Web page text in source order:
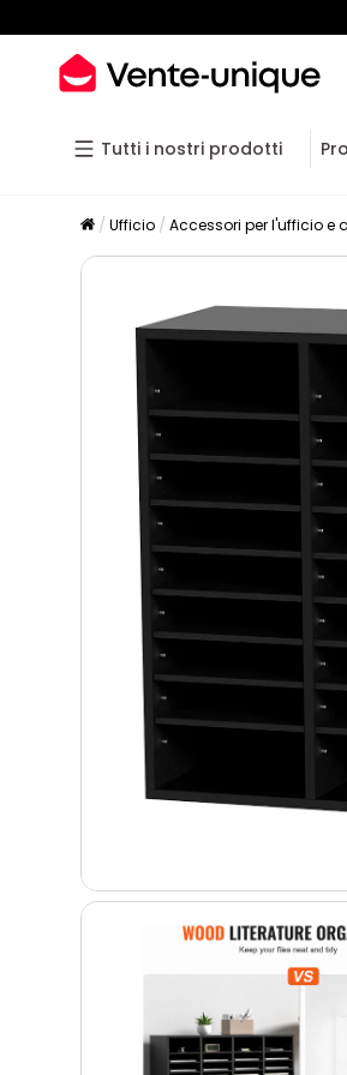
Tutti i nostri prodotti
Ufficio Accessori per l'ufficio e